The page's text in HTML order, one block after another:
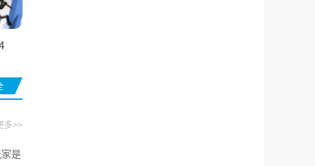
多>>
是